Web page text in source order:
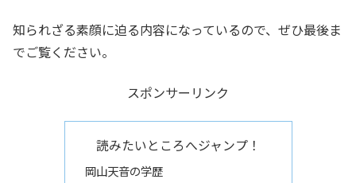
知られざる素顔に迫る内容になっているので、ぜひ最後ま
でご覧ください。
スポンサーリンク
読みたいところへジャンプ！
岡山天音の学歴